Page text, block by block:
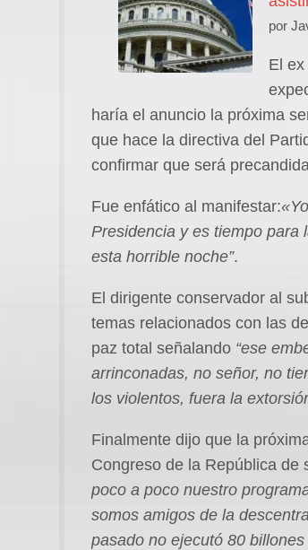
por
El
haría el anuncio la próxima
que hace la directiva del
confirmar que será
Fue enfático al manifestar:
Presidencia y es tiempo para
esta horrible noche”.
El dirigente conservador al
temas relacionados con las
paz total señalando “ese
arrinconadas, no señor, no
los violentos, fuera la
Finalmente dijo que la
Congreso de la República
poco a poco nuestro
somos amigos de la
pasado no ejecutó 80